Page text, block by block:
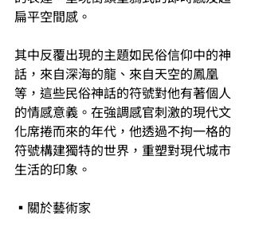
扁平空間感。
其中反覆出現的主題如民俗信仰中的神
話，來自深海的龍、來自天空的鳳凰
等，這些民俗神話的符號對他有著個人
的情感意義。在強調感官刺激的現代文
化席捲而來的年代，他透過不拘一格的
符號構建獨特的世界，重塑對現代城市
生活的印象。
▪關於藝術家